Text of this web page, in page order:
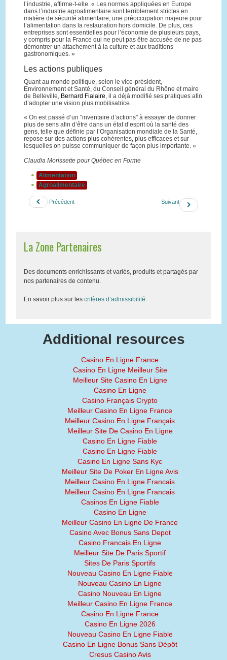
l’industrie, affirme-t-elle. « Les normes appliquées en Europe
dans l’industrie agroalimentaire sont terriblement strictes en
matière de sécurité alimentaire, une préoccupation majeure pour
l’alimentation dans la restauration hors domicile. De plus, ces
entreprises sont essentielles pour l’économie de plusieurs pays,
y compris pour la France qui ne peut pas être accusée de ne pas
démontrer un attachement à la culture et aux traditions
gastronomiques. »
Les actions publiques
Quant au monde politique, selon le vice-président,
Environnement et Santé, du Conseil général du Rhône et maire
de Belleville, Bernard Fialaire, il a déjà modifié ses pratiques afin
d’adopter une vision plus mobilisatrice.
« On est passé d’un "inventaire d’actions" à essayer de donner
plus de sens afin d’être dans un état d’esprit où la santé des
gens, telle que définie par l’Organisation mondiale de la Santé,
repose sur des actions plus cohérentes, plus efficaces et sur
lesquelles on puisse communiquer de façon plus importante. »
Claudia Morissette pour Québec en Forme
Alimentation
Agroalimentaire
Précédent Suivant
La Zone Partenaires
Des documents enrichissants et variés, produits et partagés par
nos partenaires de contenu.
En savoir plus sur les critères d’admissibilité.
Additional resources
Casino En Ligne France
Casino En Ligne Meilleur Site
Meilleur Site Casino En Ligne
Casino En Ligne
Casino Français Crypto
Meilleur Casino En Ligne France
Meilleur Casino En Ligne Français
Meilleur Site De Casino En Ligne
Casino En Ligne Fiable
Casino En Ligne Fiable
Casino En Ligne Sans Kyc
Meilleur Site De Poker En Ligne Avis
Meilleur Casino En Ligne Francais
Meilleur Casino En Ligne Francais
Casinos En Ligne Fiable
Casino En Ligne
Meilleur Casino En Ligne De France
Casino Avec Bonus Sans Depot
Casino Francais En Ligne
Meilleur Site De Paris Sportif
Sites De Paris Sportifs
Nouveau Casino En Ligne Fiable
Nouveau Casino En Ligne
Casino Nouveau En Ligne
Meilleur Casino En Ligne France
Casino En Ligne France
Casino En Ligne 2026
Nouveau Casino En Ligne Fiable
Casino En Ligne Bonus Sans Dépôt
Cresus Casino Avis